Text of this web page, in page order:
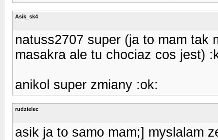
Asik_sk4
natuss2707 super (ja to mam tak
masakra ale tu chociaz cos jest)
anikol super zmiany :ok:
rudzielec
asik ja to samo mam;] myslalam